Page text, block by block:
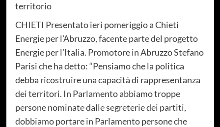
territorio
CHIETI Presentato ieri pomeriggio a Chieti
Energie per l’Abruzzo, facente parte del progetto
Energie per l’Italia. Promotore in Abruzzo Stefano
Parisi che ha detto: “Pensiamo che la politica
debba ricostruire una capacità di rappresentanza
dei territori. In Parlamento abbiamo troppe
persone nominate dalle segreterie dei partiti,
dobbiamo portare in Parlamento persone che